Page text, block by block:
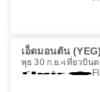
เอ็ดมอนตัน (YEG)
พุธ 30 ก.ย. เที่ยวบินต